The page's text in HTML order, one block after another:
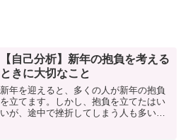
【自己分析】新年の抱負を考える
ときに大切なこと
新年を迎えると、多くの人が新年の抱負
を立てます。しかし、抱負を立てたはい
いが、途中で挫折してしまう人も多いの